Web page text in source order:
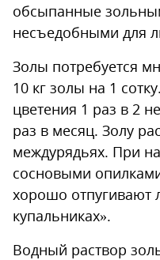
обсыпанные
несъедобными для
Золы потребуется
10 кг золы на 1
цветения 1 раз в 2
раз в месяц. Золу
междурядьях. При
сосновыми
хорошо отпугивают
купальниках».
Водный раствор